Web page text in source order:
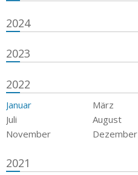
2024
2023
2022
Januar März
Juli
August
November
Dezember
2021